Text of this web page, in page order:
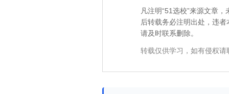
凡注明“51选校”来源文章
后转载务必注明出处，违
请及时联系删除。
转载仅供学习，如有侵权